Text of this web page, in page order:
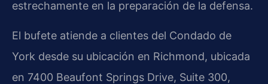
estrechamente en la preparación de la defensa.
El bufete atiende a clientes del Condado de
York desde su ubicación en Richmond, ubicada
en 7400 Beaufont Springs Drive, Suite 300,